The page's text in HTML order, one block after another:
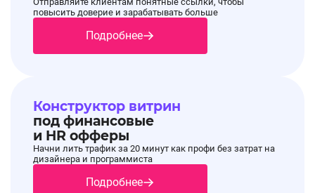
повысить доверие и зарабатывать больше
Подробнее
Конструктор витрин
под финансовые
и HR офферы
Начни лить трафик за 20 минут как профи без затрат на
дизайнера и программиста
Подробнее